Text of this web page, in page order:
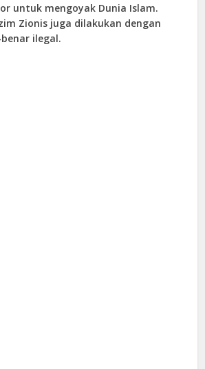
untuk mengoyak Dunia Islam.
Zionis juga dilakukan dengan
ilegal.